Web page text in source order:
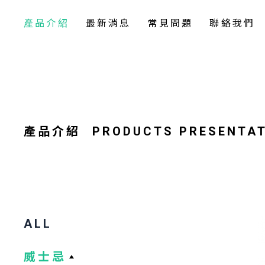
產品介紹 最新消息 常見問題 聯絡我們
產品介紹 PRODUCTS
ALL
威士忌